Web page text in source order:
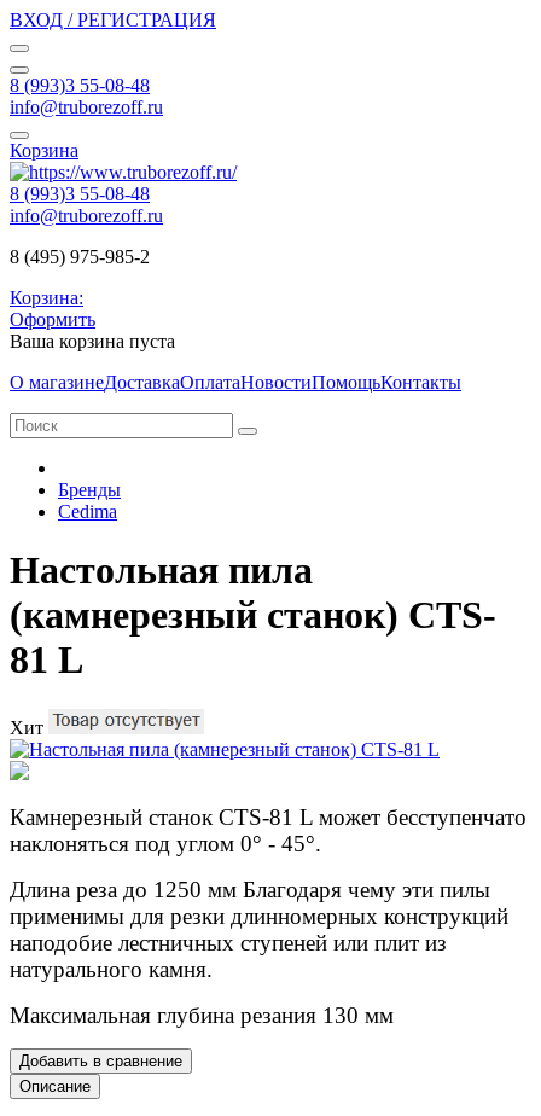
ВХОД / РЕГИСТРАЦИЯ
8 (993)3 55-08-48
info@truborezoff.ru
Корзина
8 (993)3 55-08-48
info@truborezoff.ru
8 (495) 975-985-2
Корзина:
Оформить
Ваша корзина пуста
О магазинеДоставкаОплатаНовостиПомощьКонтакты
Бренды
Cedima
Настольная пила
(камнерезный станок) CTS-
81 L
Хит
Камнерезный станок CTS-81 L может бесступенчато
наклоняться под углом 0° - 45°.
Длина реза до 1250 мм Благодаря чему эти пилы
применимы для резки длинномерных конструкций
наподобие лестничных ступеней или плит из
натурального камня.
Максимальная глубина резания 130 мм
Добавить в сравнение
Описание